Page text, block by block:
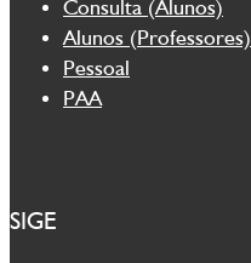
Consulta (Alunos)
Alunos (Professores)
Pessoal
PAA
SIGE